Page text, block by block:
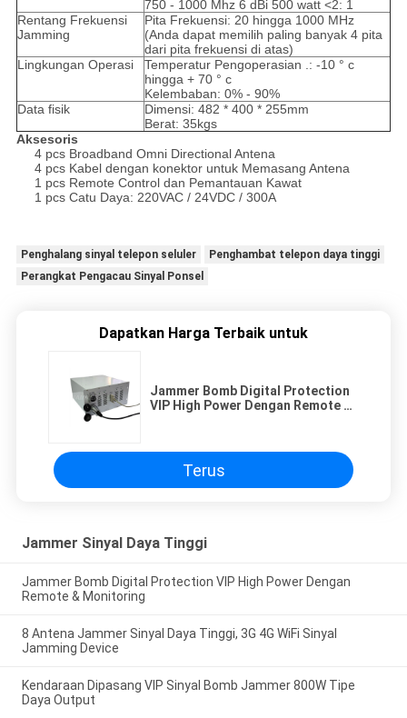
750 - 1000 Mhz 6 dBi 500 watt <2: 1
Rentang Frekuensi
Jamming
Pita Frekuensi: 20 hingga 1000 MHz
(Anda dapat memilih paling banyak 4 pita
dari pita frekuensi di atas)
Lingkungan Operasi
Temperatur Pengoperasian .: -10 ° c
hingga + 70 ° c
Kelembaban: 0% - 90%
Data fisik
Dimensi: 482 * 400 * 255mm
Berat: 35kgs
Aksesoris
4 pcs Broadband Omni Directional Antena
4 pcs Kabel dengan konektor untuk Memasang Antena
1 pcs Remote Control dan Pemantauan Kawat
1 pcs Catu Daya: 220VAC / 24VDC / 300A
Penghalang sinyal telepon seluler
Penghambat telepon daya tinggi
Perangkat Pengacau Sinyal Ponsel
Dapatkan Harga Terbaik untuk
Jammer Bomb Digital Protection
VIP High Power Dengan Remote &
Terus
Jammer Sinyal Daya Tinggi
Jammer Bomb Digital Protection VIP High Power Dengan
Remote & Monitoring
8 Antena Jammer Sinyal Daya Tinggi, 3G 4G WiFi Sinyal
Jamming Device
Kendaraan Dipasang VIP Sinyal Bomb Jammer 800W Tipe
Daya Output